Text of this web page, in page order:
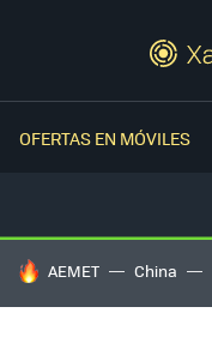
OFERTAS EN MÓVILES
HOY SE HABLA DE
AEMET China